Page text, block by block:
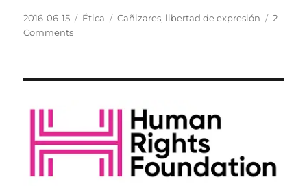
Posted
on
2016-06-15 Categories
Ética Tags
Cañizares, libertad de expresión
2
Commentson